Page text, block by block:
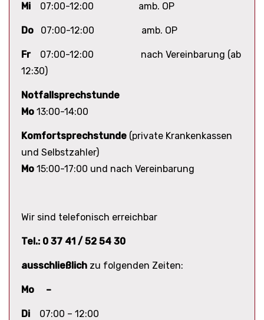
Mi 07:00-12:00 amb. OP
Do 07:00-12:00 amb. OP
Fr07:00-12:00 nach Vereinbarung (ab
12:30)
Notfallsprechstunde
Mo 13:00-14:00
Komfortsprechstunde (private Krankenkassen
und Selbstzahler)
Mo 15:00-17:00 und nach Vereinbarung
Wir sind telefonisch erreichbar
Tel.: 0 37 41 / 52 54 30
ausschließlich zu folgenden Zeiten:
Mo –
Di 07:00 – 12:00